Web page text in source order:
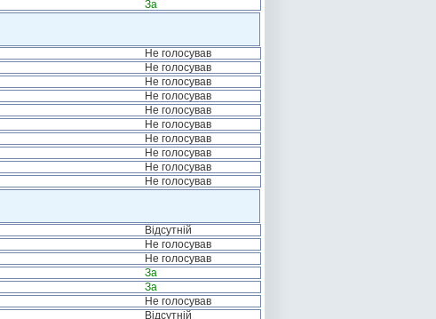
За
Не голосував
Не голосував
Не голосував
Не голосував
Не голосував
Не голосував
Не голосував
Не голосував
Не голосував
Не голосував
Відсутній
Не голосував
Не голосував
За
За
Не голосував
Відсутній